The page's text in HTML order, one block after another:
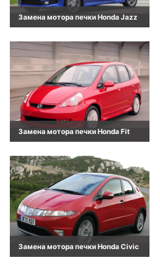
Замена мотора печки Honda Jazz
Замена мотора печки Honda Fit
Замена мотора печки Honda Civic